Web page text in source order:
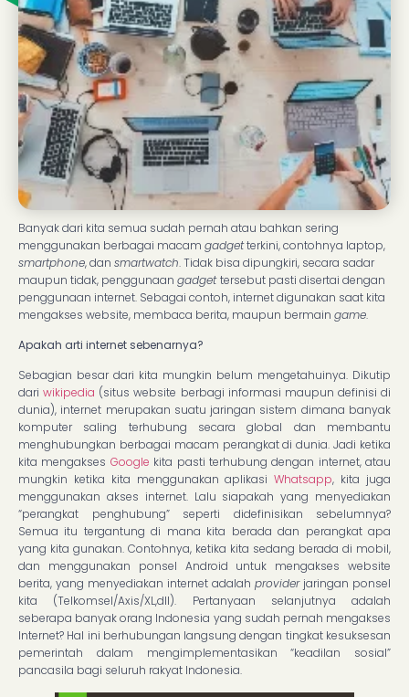
Banyak dari kita semua sudah pernah atau bahkan sering
menggunakan berbagai macam gadgetterkini, contohnya laptop,
smartphone, dan smartwatch. Tidak bisa dipungkiri, secara sadar
maupun tidak, penggunaan gadgettersebut pasti disertai dengan
penggunaan internet. Sebagai contoh, internet digunakan saat kita
mengakses website, membaca berita, maupun bermain game.
Apakah arti internet sebenarnya?
Sebagian besar dari kita mungkin belum mengetahuinya. Dikutip
dariwikipedia (situs website berbagi informasi maupun definisi di
dunia), internet merupakan suatu jaringan sistem dimana banyak
komputer saling terhubung secara global dan membantu
menghubungkan berbagai macam perangkat di dunia. Jadi ketika
kita mengakses Google kita pasti terhubung dengan internet, atau
mungkin ketika kita menggunakan aplikasiWhatsapp, kita juga
menggunakan akses internet. Lalu siapakah yang menyediakan
“perangkat penghubung” seperti didefinisikan sebelumnya?
Semua itu tergantung di mana kita berada dan perangkat apa
yang kita gunakan. Contohnya, ketika kita sedang berada di mobil,
dan menggunakan ponsel Android untuk mengakses website
berita, yang menyediakan internet adalah providerjaringan ponsel
kita (Telkomsel/Axis/XL,dll). Pertanyaan selanjutnya adalah
seberapa banyak orang Indonesia yang sudah pernah mengakses
Internet? Hal ini berhubungan langsung dengan tingkat kesuksesan
pemerintah dalam mengimplementasikan “keadilan sosial”
pancasila bagi seluruh rakyat Indonesia.